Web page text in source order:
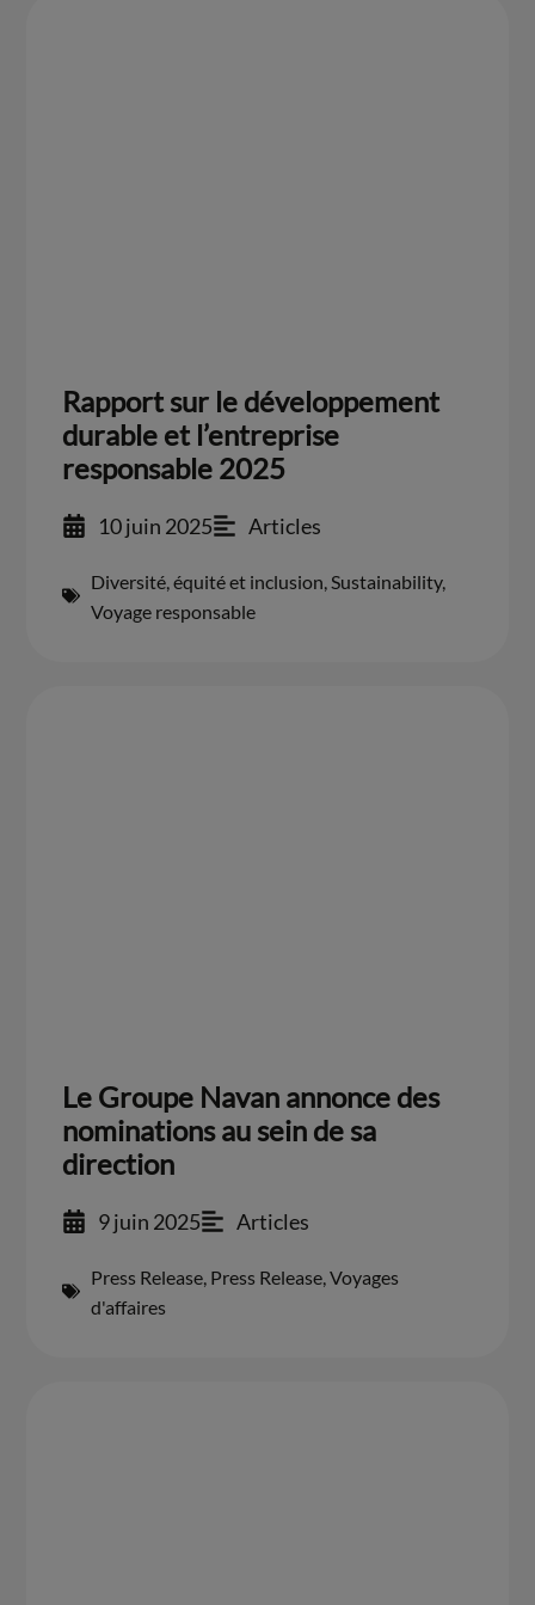
Rapport sur le développement
durable et l’entreprise
responsable 2025
10 juin 2025 Articles
Diversité, équité et inclusion Sustainability,
Voyage responsable
Le Groupe Navan annonce des
nominations au sein de sa
direction
9 juin 2025 Articles
Press Release Press Release ,Voyages
d'affaires